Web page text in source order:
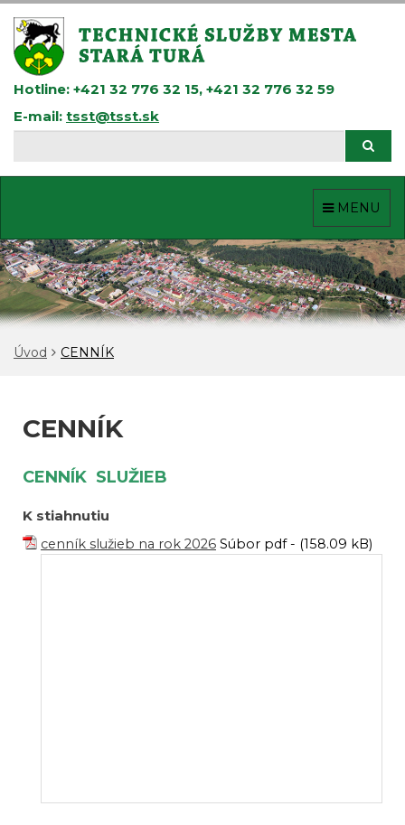
Prejsť
obsahu
Hotline: +421 32 776 32 15, +421 32 776 32 59
E-mail: tsst@tsst.sk
MENU
Úvod CENNÍK
CENNÍK
CENNÍK SLUŽIEB
K stiahnutiu
cenník služieb na rok 2026 Súbor pdf - (158.09 kB)